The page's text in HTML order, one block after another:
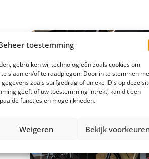
toestemming
gebruiken wij technologieën zoals cookies om
slaan en/of te raadplegen. Door in te stemmen
zoals surfgedrag of unieke ID's op deze
geeft of uw toestemming intrekt, kan dit een
functies en mogelijkheden.
Weigeren Bekijk